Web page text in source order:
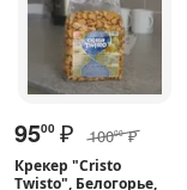
9500 ₽ 10000 ₽
Крекер "Cristo
Twisto", Белогорье,